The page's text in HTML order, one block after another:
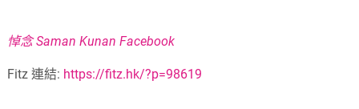
悼念 Saman Kunan Facebook
Fitz 連結: https://fitz.hk/?p=98619